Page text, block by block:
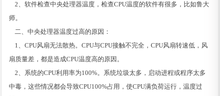
2、软件检查中央处理器温度，检查CPU温度的软件有很多，比如鲁大
师。
二、中央处理器温度过高的原因：
1、CPU风扇无法散热。CPU与CPU接触不完全，CPU风扇转速低，风
扇质量差，都是造成CPU温度高的原因。
2、系统的CPU利用率为100%。系统垃圾太多，启动进程或程序太多
中毒，这些情况都会导致CPU100%占用，使CPU满负荷运行，温度过